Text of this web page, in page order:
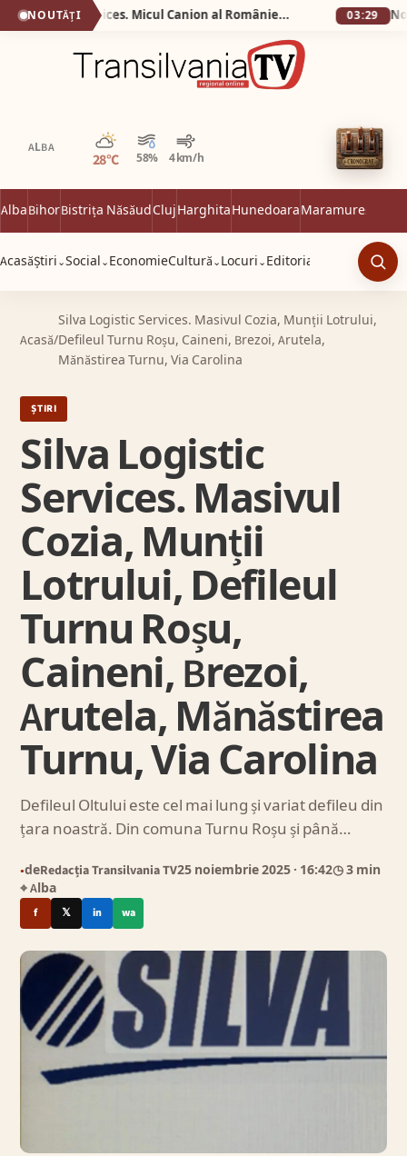
NOUTĂȚI Silva Logistic Services. Micul Canion al României, o rezervație geologică, un spectacol vizual unde timpul și apa au lucrat împreună, sculptând în carnea pământului forme de o frumusețe stranie. 03:29
ALBA
28°C 58% 4 km/h
Parțial noros
AlbaBihorBistrița NăsăudClujHarghitaHunedoaraMaramureș
AcasăȘtiri ⌄Social ⌄ EconomieCultură ⌄ Locuri ⌄ Editorial
Acasă/
Silva Logistic Services. Masivul Cozia, Munții Lotrului,
Defileul Turnu Roșu, Caineni, Brezoi, Arutela,
Mănăstirea Turnu, Via Carolina
ȘTIRI
Silva Logistic
Services. Masivul
Cozia, Munții
Lotrului, Defileul
Turnu Roșu,
Caineni, Brezoi,
Arutela, Mănăstirea
Turnu, Via Carolina
Defileul Oltului este cel mai lung și variat defileu din
țara noastră. Din comuna Turnu Roșu și până…
●deRedacția Transilvania TV25 noiembrie 2025 · 16:42◷ 3 min
⌖ Alba
f 𝕏 in wa